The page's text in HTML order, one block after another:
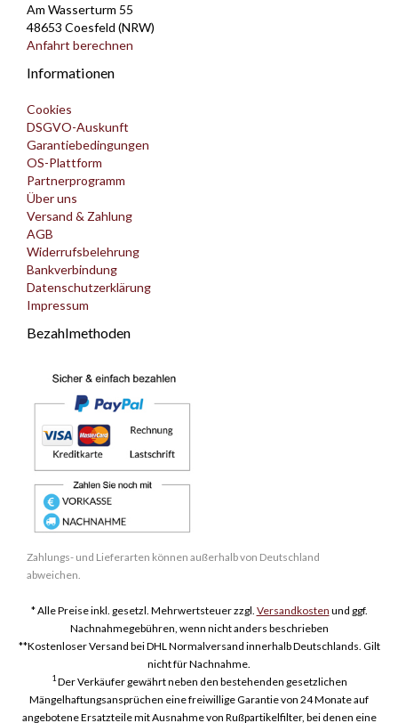
Am Wasserturm 55
48653 Coesfeld (NRW)
Anfahrt berechnen
Informationen
Cookies
DSGVO-Auskunft
Garantiebedingungen
OS-Plattform
Partnerprogramm
Über uns
Versand & Zahlung
AGB
Widerrufsbelehrung
Bankverbindung
Datenschutzerklärung
Impressum
Bezahlmethoden
Zahlungs- und Lieferarten können außerhalb von Deutschland
abweichen.
* Alle Preise inkl. gesetzl. Mehrwertsteuer zzgl. Versandkosten und ggf.
Nachnahmegebühren, wenn nicht anders beschrieben
**Kostenloser Versand bei DHL Normalversand innerhalb Deutschlands. Gilt
nicht für Nachnahme.
1Der Verkäufer gewährt neben den bestehenden gesetzlichen
Mängelhaftungsansprüchen eine freiwillige Garantie von 24 Monate auf
angebotene Ersatzteile mit Ausnahme von Rußpartikelfilter, bei denen eine